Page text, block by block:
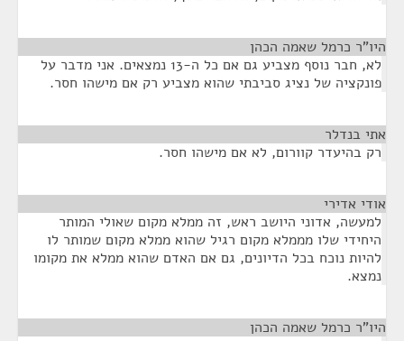
היו"ר כרמל שאמה הכהן
לא, חבר נוסף מצביע גם אם כל ה-13 נמצאים. אני מדבר על
פונקציה של נציג סביבתי שהוא מצביע רק אם מישהו חסר.
אתי בנדלר
רק בהיעדר קוורום, לא אם מישהו חסר.
אודי אדירי
למעשה, אדוני היושב ראש, זה ממלא מקום שאולי המותר
היחידי שלו מממלא מקום רגיל שהוא ממלא מקום שמותר לו
להיות נוכח בכל הדיונים, גם אם האדם שהוא ממלא את מקומו
נמצא.
היו"ר כרמל שאמה הכהן